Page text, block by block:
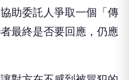
助委託人爭取一個「傳
最終是否要回應，仍應